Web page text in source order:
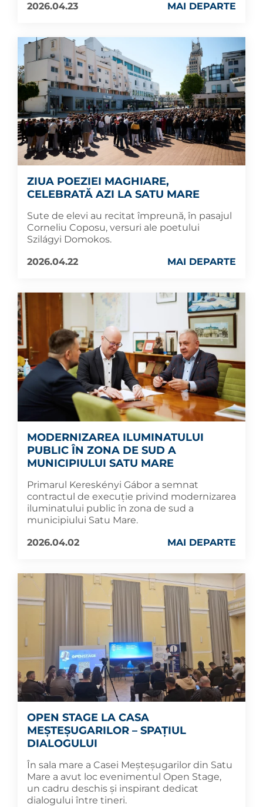
2026.04.23
MAI DEPARTE
ZIUA POEZIEI MAGHIARE,
CELEBRATĂ AZI LA SATU MARE
Sute de elevi au recitat împreună, în pasajul
Corneliu Coposu, versuri ale poetului
Szilágyi Domokos.
2026.04.22
MAI DEPARTE
MODERNIZAREA ILUMINATULUI
PUBLIC ÎN ZONA DE SUD A
MUNICIPIULUI SATU MARE
Primarul Kereskényi Gábor a semnat
contractul de execuție privind modernizarea
iluminatului public în zona de sud a
municipiului Satu Mare.
2026.04.02
MAI DEPARTE
OPEN STAGE LA CASA
MEȘTEȘUGARILOR – SPAȚIUL
DIALOGULUI
În sala mare a Casei Meșteșugarilor din Satu
Mare a avut loc evenimentul Open Stage,
un cadru deschis și inspirant dedicat
dialogului între tineri.